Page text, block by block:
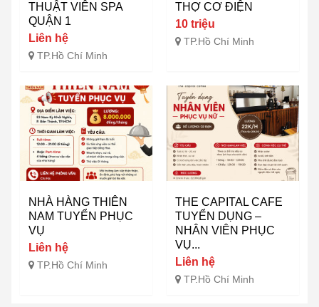
THUẬT VIÊN SPA
QUẬN 1
Liên hệ
TP.Hồ Chí Minh
THỢ CƠ ĐIỆN
10 triệu
TP.Hồ Chí Minh
NHÀ HÀNG THIÊN
NAM TUYỂN PHỤC
VỤ
Liên hệ
TP.Hồ Chí Minh
THE CAPITAL CAFE
TUYỂN DỤNG –
NHÂN VIÊN PHỤC
VỤ...
Liên hệ
TP.Hồ Chí Minh